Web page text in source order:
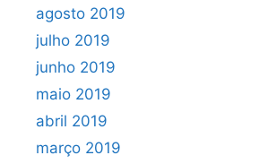
agosto 2019
julho 2019
junho 2019
maio 2019
abril 2019
março 2019